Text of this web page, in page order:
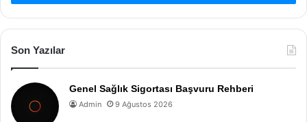
Son Yazılar
Genel Sağlık Sigortası Başvuru Rehberi
Admin 9 Ağustos 2026